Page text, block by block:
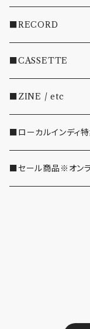
・INDIE
・EMO/PUNK/
・SHOEGAZE/
・OTHER(LOUD/
■RECORD
■CASSETTE
■ZINE / etc
■ローカルインディ
■セール商品※オン